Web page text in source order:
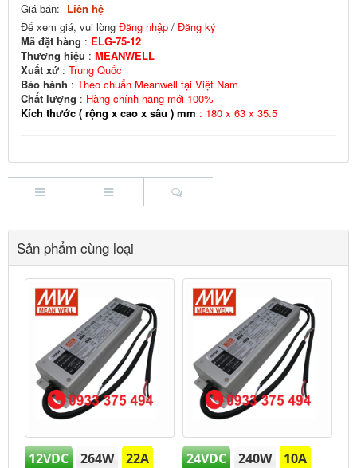
Giá bán: Liên hệ
Để xem giá, vui lòng Đăng nhập / Đăng ký
Mã đặt hàng : ELG-75-12
Thương hiệu : MEANWELL
Xuất xứ: Trung Quốc
Bảo hành : Theo chuẩn Meanwell tại Việt Nam
Chất lượng : Hàng chính hãng mới 100%
Kích thước ( rộng x cao x sâu ) mm : 180 x 63 x 35.5
Sản phẩm cùng loại
12VDC 264W 22A 24VDC 240W 10A